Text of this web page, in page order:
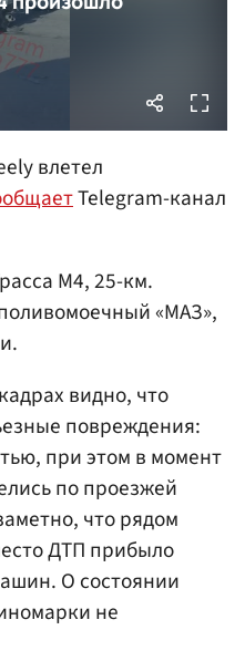
влетел
Telegram-канал
М4, 25-км.
«МАЗ»,
видно, что
повреждения:
при этом в момент
по проезжей
что рядом
ДТП прибыло
О состоянии
не